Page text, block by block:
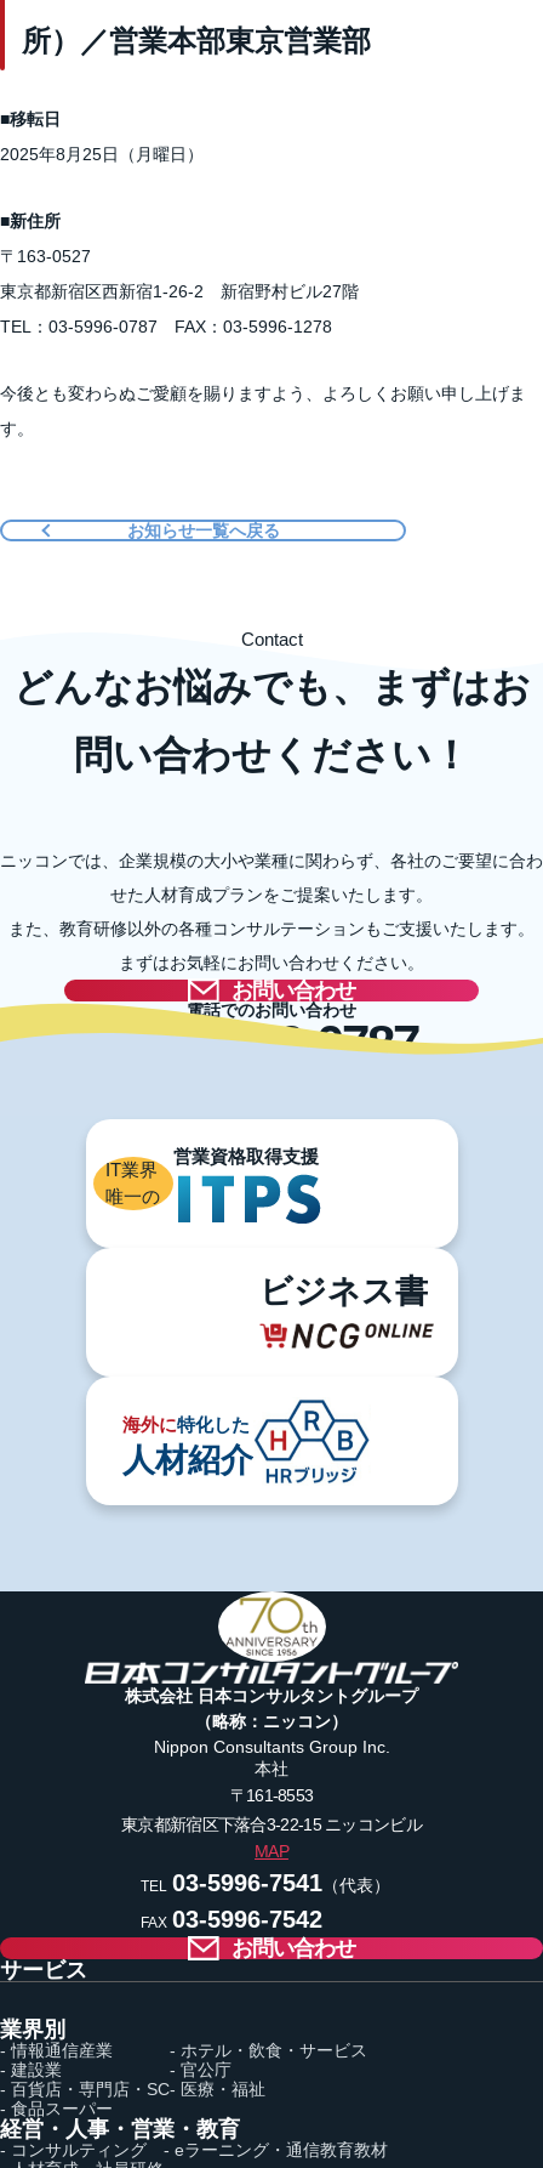
所）／営業本部東京営業部
■移転日
2025年8月25日（月曜日）
■新住所
〒163-0527
東京都新宿区西新宿1-26-2 新宿野村ビル27階
TEL：03-5996-0787 FAX：03-5996-1278
今後とも変わらぬご愛顧を賜りますよう、よろしくお願い申し上げま
す。
お知らせ一覧へ戻る
どんなお悩みでも、まずはお
問い合わせください！
Contact
ニッコンでは、企業規模の大小や業種に関わらず、各社のご要望に合わ
せた人材育成プランをご提案いたします。
また、教育研修以外の各種コンサルテーションもご支援いたします。
まずはお気軽にお問い合わせください。
お問い合わせ
電話でのお問い合わせ
03-5996-0787
IT業界
唯一の
ビジネス書
海外に特化した
人材紹介
株式会社 日本コンサルタントグループ
（略称：ニッコン）
Nippon Consultants Group Inc.
本社
〒161-8553
東京都新宿区下落合3-22-15ニッコンビル
MAP
TEL 03-5996-7541（代表）
FAX 03-5996-7542
お問い合わせ
サービス
業界別
- 情報通信産業
- 建設業
- 百貨店・専門店・SC
- 食品スーパー
- ホテル・飲食・サービス
- 官公庁
- 医療・福祉
経営・人事・営業・教育
- コンサルティング
- eラーニング・通信教育教材